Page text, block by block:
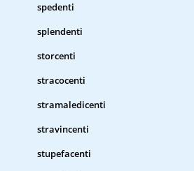
spedenti
splendenti
storcenti
stracocenti
stramaledicenti
stravincenti
stupefacenti